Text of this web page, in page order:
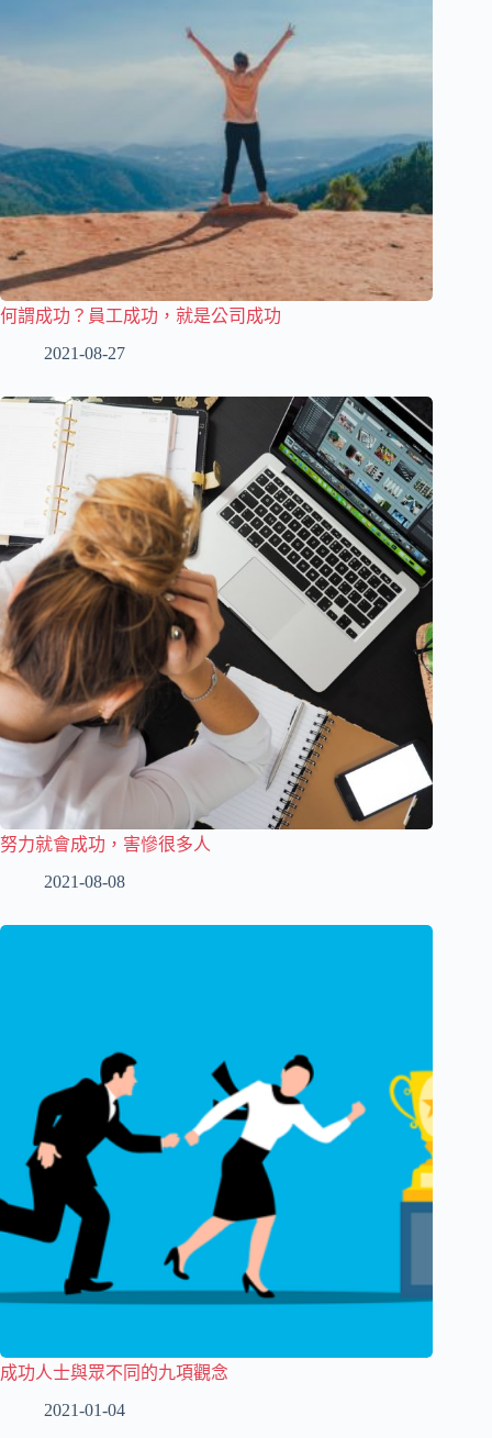
何謂成功？員工成功，就是公司成功
2021-08-27
努力就會成功，害慘很多人
2021-08-08
成功人士與眾不同的九項觀念
2021-01-04